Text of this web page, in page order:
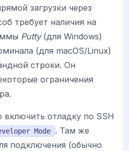
загрузки через
требует наличия на
Putty(для Windows)
(для macOS/Linux)
строки. Он
ограничения
отладку по SSH
Mode
. Там же
подключения (обычно